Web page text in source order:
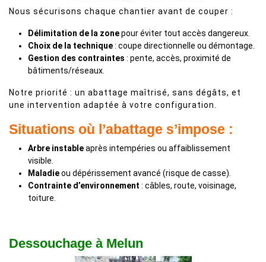
Nous sécurisons chaque chantier avant de couper :
Délimitation de la zonepour éviter tout accès dangereux.
Choix de la technique: coupe directionnelle ou démontage.
Gestion des contraintes : pente, accès, proximité de
bâtiments/réseaux.
Notre priorité : un abattage maîtrisé, sans dégâts, et
une intervention adaptée à votre configuration.
Situations où l’abattage s’impose :
Arbre instableaprès intempéries ou affaiblissement
visible.
Maladieou dépérissement avancé (risque de casse).
Contrainte d’environnement : câbles, route, voisinage,
toiture.
Dessouchage à Melun